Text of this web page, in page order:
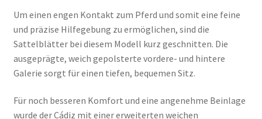
Um einen engen Kontakt zum Pferd und somit eine feine
und präzise Hilfegebung zu ermöglichen, sind die
Sattelblätter bei diesem Modell kurz geschnitten. Die
ausgeprägte, weich gepolsterte vordere- und hintere
Galerie sorgt für einen tiefen, bequemen Sitz.
Für noch besseren Komfort und eine angenehme Beinlage
wurde der Cádiz mit einer erweiterten weichen